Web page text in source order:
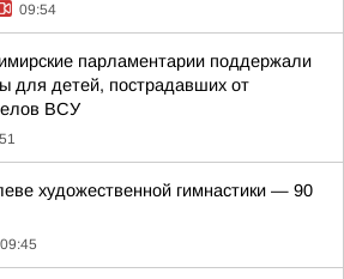
09:54
парламентарии поддержали
для детей, пострадавших от
ВСУ
художественной гимнастики — 90
09:45